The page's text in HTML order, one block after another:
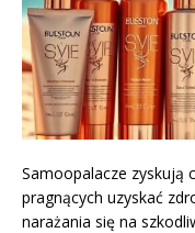
Samoopalacze zyskują
pragnących uzyskać
narażania się na